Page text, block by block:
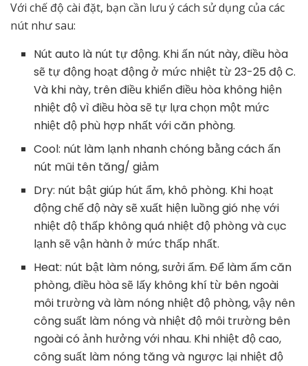
Với chế độ cài đặt, bạn cần lưu ý cách sử dụng của các
nút như sau:
Nút auto là nút tự động. Khi ấn nút này, điều hòa
sẽ tự động hoạt động ở mức nhiệt từ 23-25 độ C.
Và khi này, trên điều khiển điều hòa không hiện
nhiệt độ vì điều hòa sẽ tự lựa chọn một mức
nhiệt độ phù hợp nhất với căn phòng.
Cool: nút làm lạnh nhanh chóng bằng cách ấn
nút mũi tên tăng/ giảm
Dry: nút bật giúp hút ẩm, khô phòng. Khi hoạt
động chế độ này sẽ xuất hiện luồng gió nhẹ với
nhiệt độ thấp không quá nhiệt độ phòng và cục
lạnh sẽ vận hành ở mức thấp nhất.
Heat: nút bật làm nóng, sưởi ấm. Để làm ấm căn
phòng, điều hòa sẽ lấy không khí từ bên ngoài
môi trường và làm nóng nhiệt độ phòng, vậy nên
công suất làm nóng và nhiệt độ môi trường bên
ngoài có ảnh hưởng với nhau. Khi nhiệt độ cao,
công suất làm nóng tăng và ngược lại nhiệt độ